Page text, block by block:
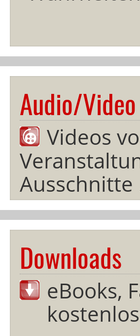
Audio/Video
Videos
Ausschnitte
Downloads
eBooks,